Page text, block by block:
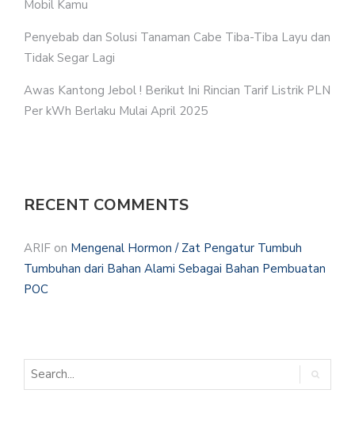
Mobil Kamu
Penyebab dan Solusi Tanaman Cabe Tiba-Tiba Layu dan
Tidak Segar Lagi
Awas Kantong Jebol ! Berikut Ini Rincian Tarif Listrik PLN
Per kWh Berlaku Mulai April 2025
RECENT COMMENTS
ARIF on Mengenal Hormon / Zat Pengatur Tumbuh
Tumbuhan dari Bahan Alami Sebagai Bahan Pembuatan
POC